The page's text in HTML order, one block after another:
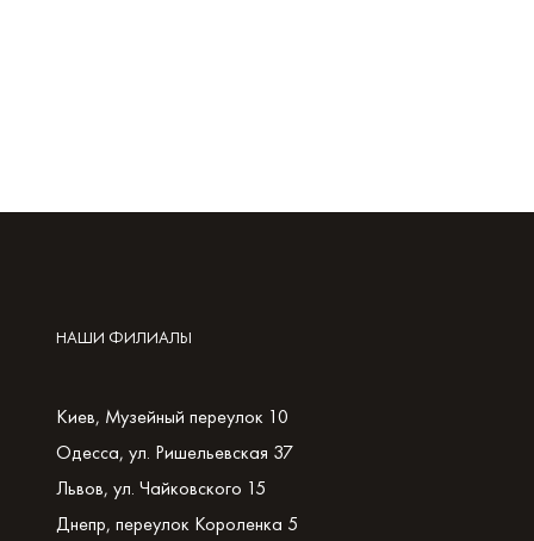
НАШИ ФИЛИАЛЫ
Киев, Музейный переулок 10
Одесса, ул. Ришельевская 37
Львов, ул. Чайковского 15
Днепр, переулок Короленка 5